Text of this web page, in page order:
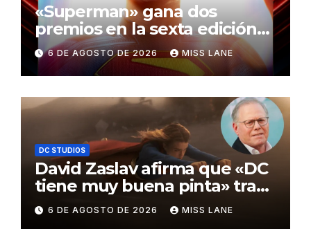
«Superman» gana dos
premios en la sexta edición
de los Critics Choice Super
Awards
6 DE AGOSTO DE 2026 MISS LANE
DC STUDIOS
David Zaslav afirma que «DC
tiene muy buena pinta» tras
el fracaso de «Supergirl»
6 DE AGOSTO DE 2026 MISS LANE